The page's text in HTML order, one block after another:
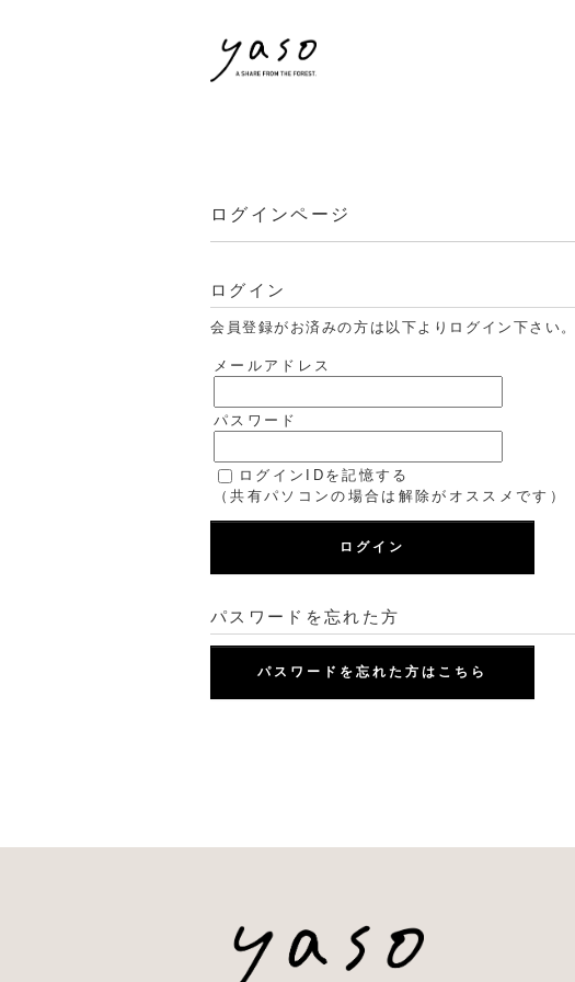
ログインページ
ログイン
会員登録がお済みの方は以下よりログイン下さい。
メールアドレス
パスワード
ログインIDを記憶する
（共有パソコンの場合は解除がオススメです）
ログイン
パスワードを忘れた方
パスワードを忘れた方はこちら